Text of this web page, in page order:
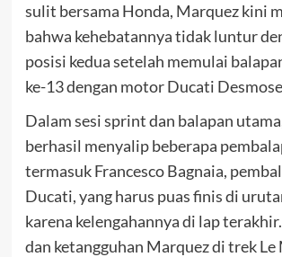
sulit bersama Honda, Marquez kini
bahwa kehebatannya tidak luntur
posisi kedua setelah memulai
ke-13 dengan motor Ducati
Dalam sesi sprint dan balapan
berhasil menyalip beberapa
termasuk Francesco Bagnaia,
Ducati, yang harus puas finis di
karena kelengahannya di lap
dan ketangguhan Marquez di trek Le